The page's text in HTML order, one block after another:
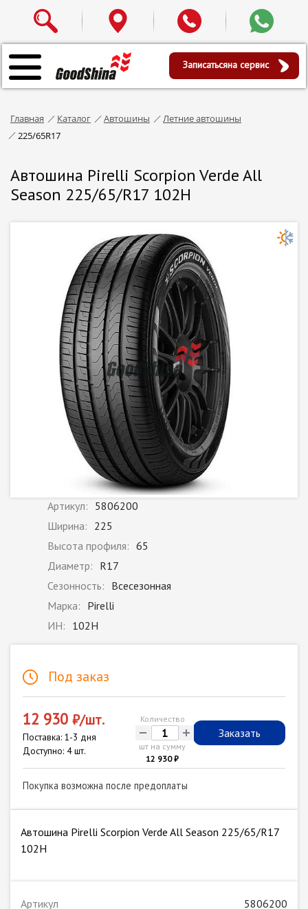
Записатьсяна сервис
Главная Каталог Автошины
Летние автошины
225/65R17
Автошина Pirelli Scorpion Verde All
Season 225/65/R17 102H
Артикул: 5806200
Ширина: 225
Высота профиля: 65
Диаметр: R17
Сезонность: Всесезонная
Марка: Pirelli
ИН: 102H
Под заказ
12 930 ₽/шт.
Поставка: 1-3 дня
Доступно: 4 шт.
Количество
- +
шт на сумму
12 930 ₽
Заказать
Покупка возможна после предоплаты
Автошина Pirelli Scorpion Verde All Season 225/65/R17
102H
Артикул
5806200